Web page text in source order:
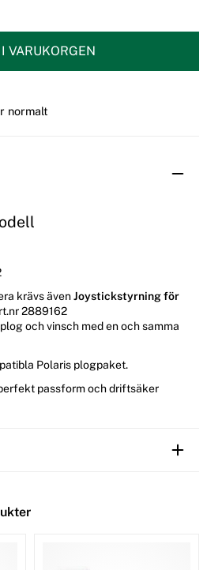
VARUKORGEN
normalt
krävs ävenJoystickstyrning för
2889162
och vinsch med en och samma
Polaris plogpaket.
passform och driftsäker